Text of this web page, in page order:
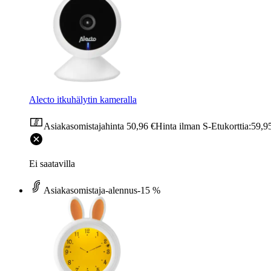
Alecto itkuhälytin kameralla
Asiakasomistajahinta 50,96 €Hinta ilman S-Etukorttia:
Ei saatavilla
Asiakasomistaja-alennus-15 %